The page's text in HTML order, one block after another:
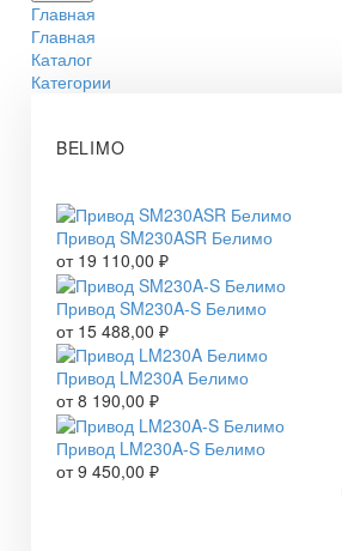
Главная
Главная
Каталог
Категории
BELIMO
Привод SM230ASR Белимо
от 19 110,00 ₽
Привод SM230A-S Белимо
от 15 488,00 ₽
Привод LM230A Белимо
от8 190,00 ₽
Привод LM230A-S Белимо
от9 450,00 ₽